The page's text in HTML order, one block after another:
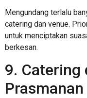
Mengundang terlalu
catering dan venue.
untuk menciptakan
berkesan.
9. Catering
Prasmanan